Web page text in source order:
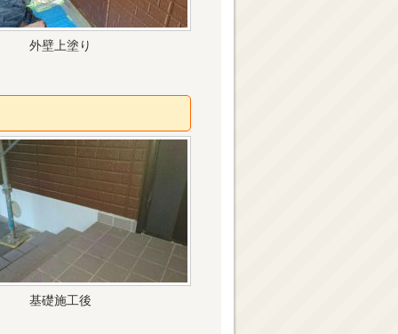
外壁上塗り
基礎施工後